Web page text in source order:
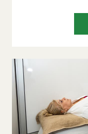
poboljšavaju
postoperativne
elastičnost tkiva,
povreda. Ovaj
terapijskih